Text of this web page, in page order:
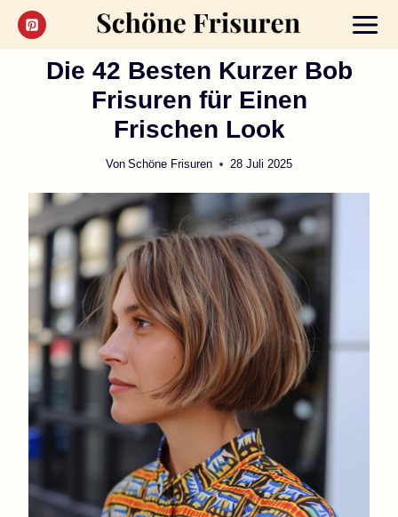
Zum
Inhalt
Die 42 Besten Kurzer Bob
Frisuren für Einen
Frischen Look
Von Schöne Frisuren 28 Juli 2025